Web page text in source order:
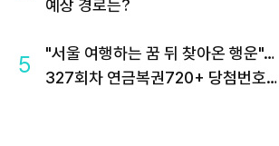
예상 경로는?
5
"서울 여행하는 꿈 뒤 찾아온 행운"…
327회차 연금복권720+ 당첨번호조